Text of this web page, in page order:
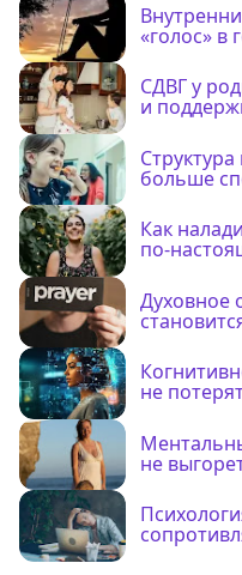
«голос» в
СДВГ у
и
больше
Как
по-
Духовное
не
не